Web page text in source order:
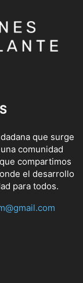
que surge
comunidad
compartimos
el desarrollo
para todos.